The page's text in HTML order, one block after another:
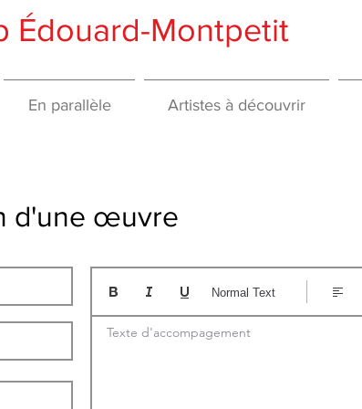
Édouard-Montpetit
En parallèle Artistes à découvrir
Texte d'accompagement
Normal Text
d'une œuvre